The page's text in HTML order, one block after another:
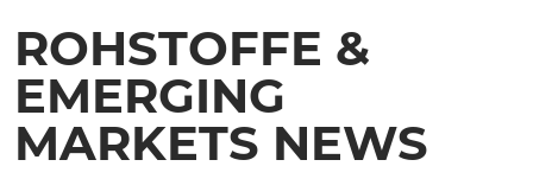
ROHSTOFFE &
EMERGING
MARKETS NEWS